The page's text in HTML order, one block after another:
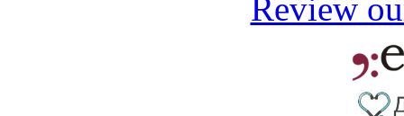
Review